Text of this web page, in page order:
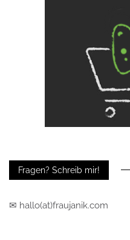
Fragen? Schreib mir!
✉ hallo(at)fraujanik.com